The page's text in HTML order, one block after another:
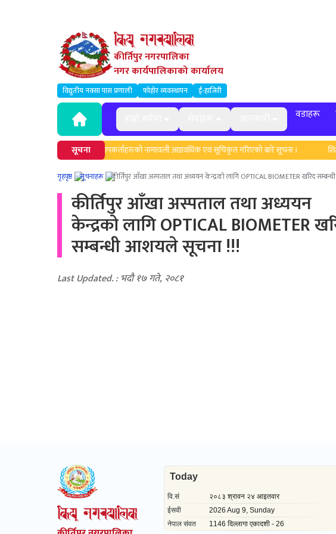
कीर्तिपुर नगरपालिका
नगर कार्यपालिकाको कार्यालय
विद्युतीय नक्सा पास प्रणाली फोहोर व्यवस्थापन ई-हाजिरी
वडाहरू
सूचना
मेलमिलापकर्ताहरुको नामावली अद्यावधिक एवं सूचिकृत गरिएको बारे सूचना ।
गृहपृष्ठ सूचनाहरू कीर्तिपुर आँखा अस्पताल तथा अध्ययन केन्द्रको लागि OPTICAL BIOMETER खरिद
कीर्तिपुर आँखा अस्पताल तथा अध्ययन
केन्द्रको लागि OPTICAL BIOMETER
सम्बन्धी आशयले सूचना !!!
Last Updated. : भदौ १७ गते, २०८१